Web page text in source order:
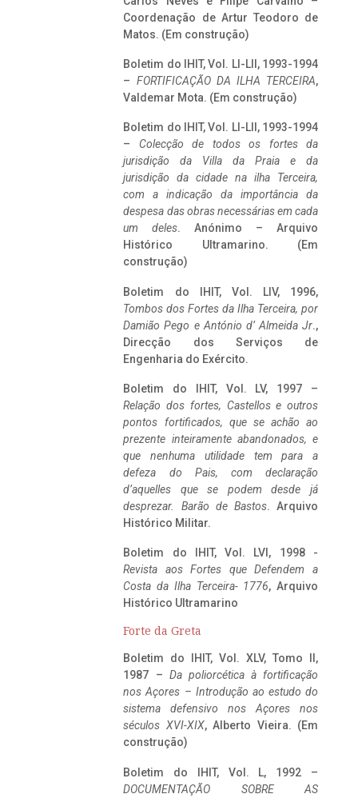
Coordenação de Artur Teodoro de
Matos. (Em construção)
Boletim do IHIT, Vol. LI-LII, 1993-1994
– FORTIFICAÇÃO DA ILHA TERCEIRA,
Valdemar Mota. (Em construção)
Boletim do IHIT, Vol. LI-LII, 1993-1994
– Colecção de todos os fortes da
jurisdição da Villa da Praia e da
jurisdição da cidade na ilha Terceira,
com a indicação da importância da
despesa das obras necessárias em cada
um deles. Anónimo – Arquivo
Histórico Ultramarino. (Em
construção)
Boletim do IHIT, Vol. LIV, 1996,
Tombos dos Fortes da Ilha Terceira, por
Damião Pego e António d’ Almeida Jr.,
Direcção dos Serviços de
Engenharia do Exército.
Boletim do IHIT, Vol. LV, 1997 –
Relação dos fortes, Castellos e outros
pontos fortificados, que se achão ao
prezente inteiramente abandonados, e
que nenhuma utilidade tem para a
defeza do Pais, com declaração
d’aquelles que se podem desde já
desprezar. Barão de Bastos. Arquivo
Histórico Militar.
Boletim do IHIT, Vol. LVI, 1998 -
Revista aos Fortes que Defendem a
Costa da Ilha Terceira- 1776, Arquivo
Histórico Ultramarino
Forte da Greta
Boletim do IHIT, Vol. XLV, Tomo II,
1987 – Da poliorcética à fortificação
nos Açores – Introdução ao estudo do
sistema defensivo nos Açores nos
séculos XVI-XIX, Alberto Vieira. (Em
construção)
Boletim do IHIT, Vol. L, 1992 –
DOCUMENTAÇÃO SOBRE AS